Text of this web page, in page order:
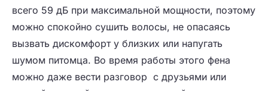
всего 59 дБ при максимальной мощности, поэтому
можно спокойно сушить волосы, не опасаясь
вызвать дискомфорт у близких или напугать
шумом питомца. Во время работы этого фена
можно даже вести разговор с друзьями или